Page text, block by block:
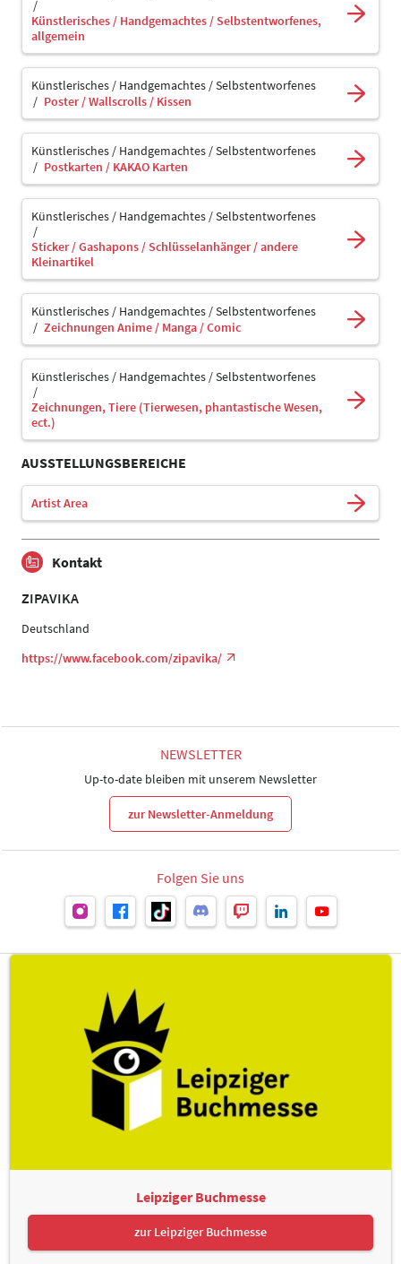
Künstlerisches / Handgemachtes / Selbstentworfenes,
allgemein
Künstlerisches / Handgemachtes / Selbstentworfenes
Poster / Wallscrolls / Kissen
Künstlerisches / Handgemachtes / Selbstentworfenes
Postkarten / KAKAO Karten
Künstlerisches / Handgemachtes / Selbstentworfenes
Sticker / Gashapons / Schlüsselanhänger / andere
Kleinartikel
Künstlerisches / Handgemachtes / Selbstentworfenes
Zeichnungen Anime / Manga / Comic
Künstlerisches / Handgemachtes / Selbstentworfenes
Zeichnungen, Tiere (Tierwesen, phantastische Wesen,
ect.)
AUSSTELLUNGSBEREICHE
Artist Area
Kontakt
ZIPAVIKA
Deutschland
https://www.facebook.com/zipavika/
NEWSLETTER
Up-to-date bleiben mit unserem Newsletter
zur Newsletter-Anmeldung
Folgen Sie uns
Leipziger Buchmesse
zur Leipziger Buchmesse